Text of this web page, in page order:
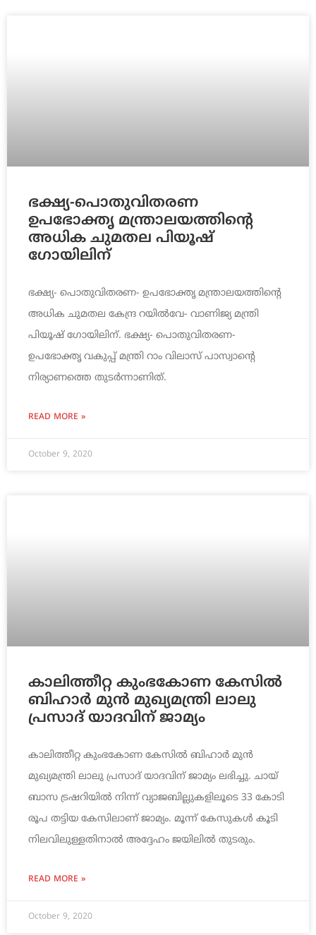
ഭക്ഷ്യ-പൊതുവിതരണ
ഉപഭോക്തൃ മന്ത്രാലയത്തിന്റെ
അധിക ചുമതല പിയൂഷ്
ഗോയിലിന്
ഭക്ഷ്യ- പൊതുവിതരണ- ഉപഭോക്തൃ മന്ത്രാലയത്തിന്റെ
അധിക ചുമതല കേന്ദ്ര റയിൽവേ- വാണിജ്യ മന്ത്രി
പിയൂഷ് ഗോയിലിന്. ഭക്ഷ്യ- പൊതുവിതരണ-
ഉപഭോക്തൃ വകുപ്പ് മന്ത്രി റാം വിലാസ് പാസ്വാന്റെ
നിര്യാണത്തെ തുടർന്നാണിത്.
READ MORE »
October 9, 2020
കാലിത്തീറ്റ കുംഭകോണ കേസില്‍
ബിഹാര്‍ മുന്‍ മുഖ്യമന്ത്രി ലാലു
പ്രസാദ് യാദവിന് ജാമ്യം
കാലിത്തീറ്റ കുംഭകോണ കേസില്‍ ബിഹാര്‍ മുന്‍
മുഖ്യമന്ത്രി ലാലു പ്രസാദ് യാദവിന് ജാമ്യം ലഭിച്ചു. ചായ്
ബാസ ട്രഷറിയില്‍ നിന്ന് വ്യാജബില്ലുകളിലൂടെ 33 കോടി
രൂപ തട്ടിയ കേസിലാണ് ജാമ്യം. മൂന്ന് കേസുകള്‍ കൂടി
നിലവിലുള്ളതിനാല്‍ അദ്ദേഹം ജയിലില്‍ തുടരും.
READ MORE »
October 9, 2020